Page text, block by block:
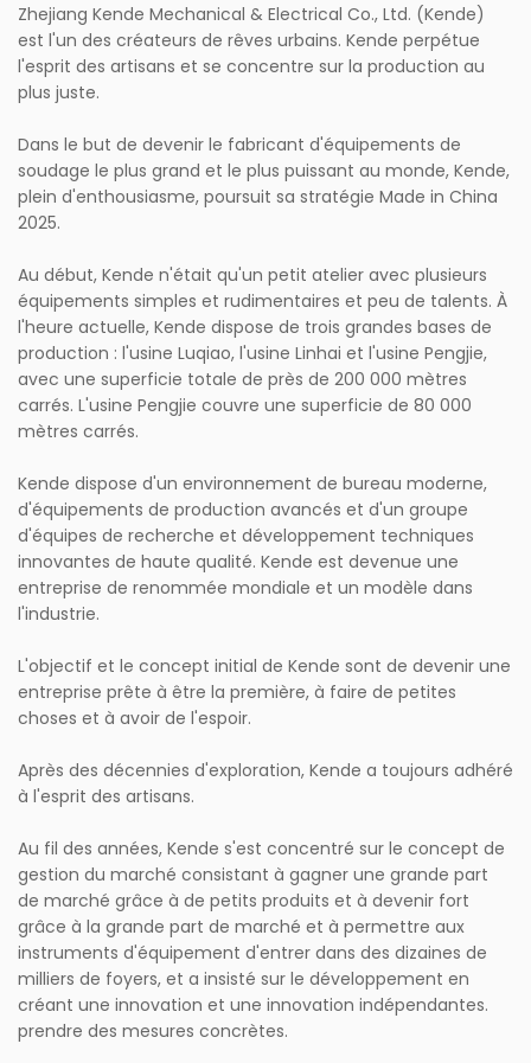
Zhejiang Kende Mechanical & Electrical Co., Ltd. (Kende)
est l'un des créateurs de rêves urbains. Kende perpétue
l'esprit des artisans et se concentre sur la production au
plus juste.
Dans le but de devenir le fabricant d'équipements de
soudage le plus grand et le plus puissant au monde, Kende,
plein d'enthousiasme, poursuit sa stratégie Made in China
2025.
Au début, Kende n'était qu'un petit atelier avec plusieurs
équipements simples et rudimentaires et peu de talents. À
l'heure actuelle, Kende dispose de trois grandes bases de
production : l'usine Luqiao, l'usine Linhai et l'usine Pengjie,
avec une superficie totale de près de 200 000 mètres
carrés. L'usine Pengjie couvre une superficie de 80 000
mètres carrés.
Kende dispose d'un environnement de bureau moderne,
d'équipements de production avancés et d'un groupe
d'équipes de recherche et développement techniques
innovantes de haute qualité. Kende est devenue une
entreprise de renommée mondiale et un modèle dans
l'industrie.
L'objectif et le concept initial de Kende sont de devenir une
entreprise prête à être la première, à faire de petites
choses et à avoir de l'espoir.
Après des décennies d'exploration, Kende a toujours adhéré
à l'esprit des artisans.
Au fil des années, Kende s'est concentré sur le concept de
gestion du marché consistant à gagner une grande part
de marché grâce à de petits produits et à devenir fort
grâce à la grande part de marché et à permettre aux
instruments d'équipement d'entrer dans des dizaines de
milliers de foyers, et a insisté sur le développement en
créant une innovation et une innovation indépendantes.
prendre des mesures concrètes.